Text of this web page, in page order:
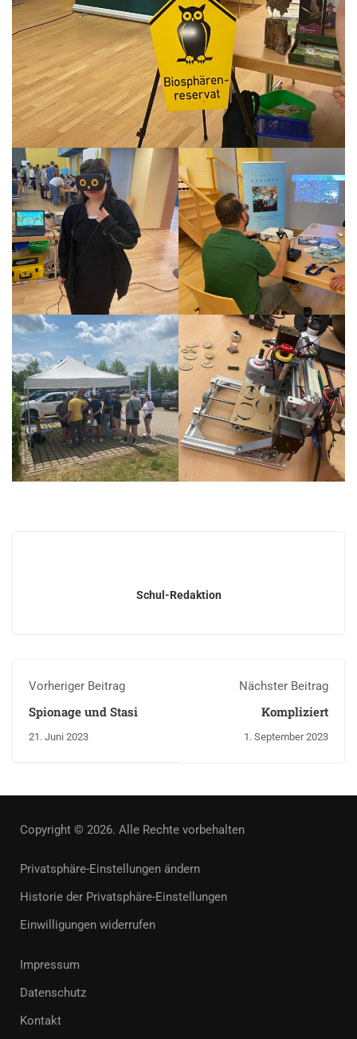
Schul-Redaktion
Vorheriger Beitrag
Spionage und Stasi
21. Juni 2023
Nächster Beitrag
Kompliziert
1. September 2023
Copyright © 2026. Alle Rechte vorbehalten
Privatsphäre-Einstellungen ändern
Historie der Privatsphäre-Einstellungen
Einwilligungen widerrufen
Impressum
Datenschutz
Kontakt